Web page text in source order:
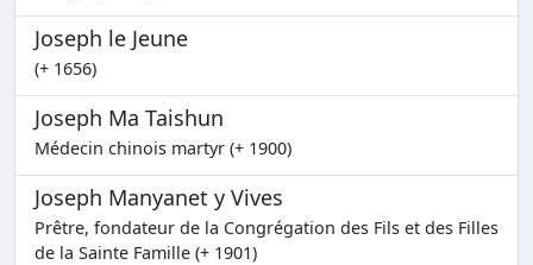
Joseph le Jeune
(+ 1656)
Joseph Ma Taishun
Médecin chinois martyr (+ 1900)
Joseph Manyanet y Vives
Prêtre, fondateur de la Congrégation des Fils et des Filles
de la Sainte Famille (+ 1901)